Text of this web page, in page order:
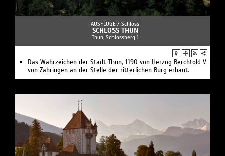
AUSFLÜGE / Schloss
SCHLOSS THUN
Thun, Schlossberg 1
Das Wahrzeichen der Stadt Thun, 1190 von Herzog Berchtold V
von Zähringen an der Stelle der ritterlichen Burg erbaut.